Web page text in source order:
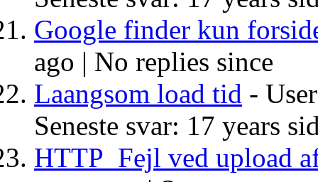
Google finder kun
ago | No replies since
Laangsom load tid -
Seneste svar: 17 years
HTTP_Fejl ved upload